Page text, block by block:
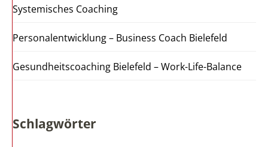
Systemisches Coaching
Personalentwicklung – Business Coach Bielefeld
Gesundheitscoaching Bielefeld – Work-Life-Balance
Schlagwörter